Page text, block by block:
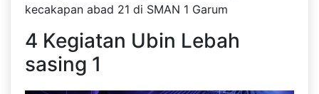
kecakapan abad 21 di SMAN 1 Garum
4 Kegiatan Ubin Lebah
sasing 1